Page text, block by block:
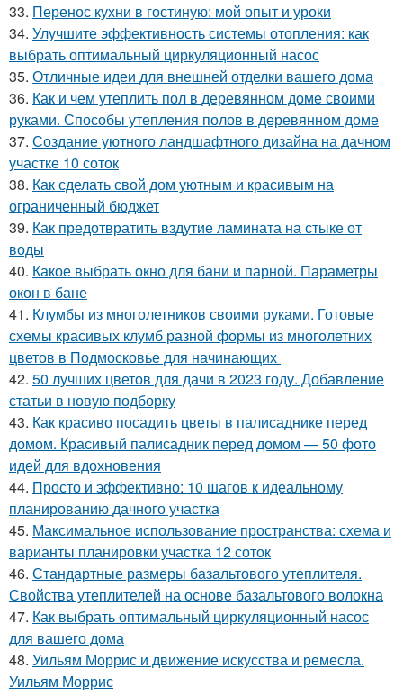
33. Перенос кухни в гостиную: мой опыт и уроки
34. Улучшите эффективность системы отопления: как
выбрать оптимальный циркуляционный насос
35. Отличные идеи для внешней отделки вашего дома
36. Как и чем утеплить пол в деревянном доме своими
руками. Способы утепления полов в деревянном доме
37. Создание уютного ландшафтного дизайна на дачном
участке 10 соток
38. Как сделать свой дом уютным и красивым на
ограниченный бюджет
39. Как предотвратить вздутие ламината на стыке от
воды
40. Какое выбрать окно для бани и парной. Параметры
окон в бане
41. Клумбы из многолетников своими руками. Готовые
схемы красивых клумб разной формы из многолетних
цветов в Подмосковье для начинающих
42. 50 лучших цветов для дачи в 2023 году. Добавление
статьи в новую подборку
43. Как красиво посадить цветы в палисаднике перед
домом. Красивый палисадник перед домом — 50 фото
идей для вдохновения
44. Просто и эффективно: 10 шагов к идеальному
планированию дачного участка
45. Максимальное использование пространства: схема и
варианты планировки участка 12 соток
46. Стандартные размеры базальтового утеплителя.
Свойства утеплителей на основе базальтового волокна
47. Как выбрать оптимальный циркуляционный насос
для вашего дома
48. Уильям Моррис и движение искусства и ремесла.
Уильям Моррис